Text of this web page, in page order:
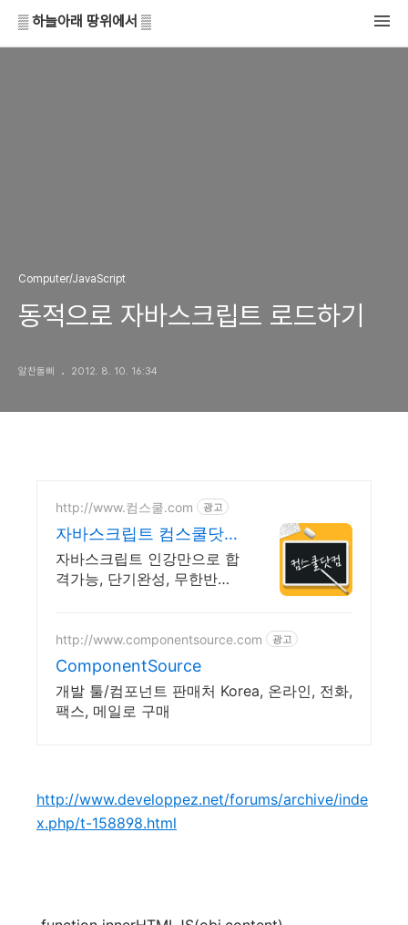
▒ 하늘아래 땅위에서 ▒
Computer/JavaScript
동적으로 자바스크립트 로드하기
알찬돌삐 2012. 8. 10. 16:34
http://www.컴스쿨.com 광고
자바스크립트 컴스쿨닷컴
당일 신청&결제시 기프티
콘!
자바스크립트 인강만으로 합
격가능, 단기완성, 무한반복
http://www.componentsource.com 광고
ComponentSource
개발 툴/컴포넌트 판매처 Korea, 온라인, 전화,
팩스, 메일로 구매
http://www.developpez.net/forums/archive/inde
x.php/t-158898.html